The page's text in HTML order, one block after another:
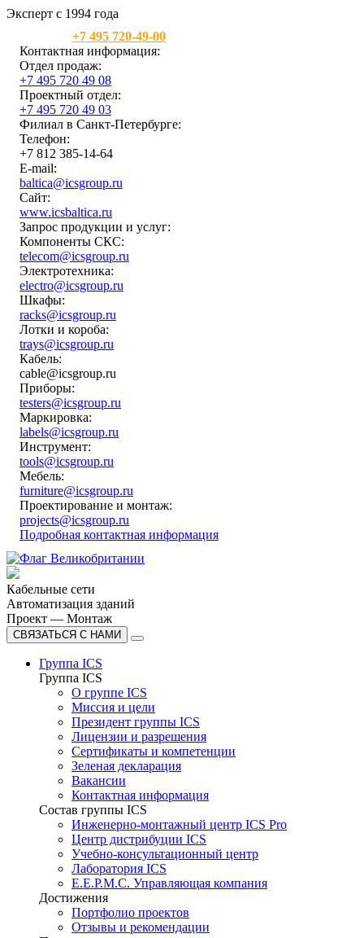
Эксперт с 1994 года
+7 495 720-49-00
Контактная информация:
Отдел продаж:
+7 495 720 49 08
Проектный отдел:
+7 495 720 49 03
Филиал в Санкт-Петербурге:
Телефон:
+7 812 385-14-64
E-mail:
baltica@icsgroup.ru
Сайт:
www.icsbaltica.ru
Запрос продукции и услуг:
Компоненты СКС:
telecom@icsgroup.ru
Электротехника:
electro@icsgroup.ru
Шкафы:
racks@icsgroup.ru
Лотки и короба:
trays@icsgroup.ru
Кабель:
cable@icsgroup.ru
Приборы:
testers@icsgroup.ru
Маркировка:
labels@icsgroup.ru
Инструмент:
tools@icsgroup.ru
Мебель:
furniture@icsgroup.ru
Проектирование и монтаж:
projects@icsgroup.ru
Подробная контактная информация
Кабельные сети
Автоматизация зданий
Проект — Монтаж
СВЯЗАТЬСЯ С НАМИ
Группа ICS
Группа ICS
О группе ICS
Миссия и цели
Президент группы ICS
Лицензии и разрешения
Сертификаты и компетенции
Зеленая декларация
Вакансии
Контактная информация
Состав группы ICS
Инженерно-монтажный центр ICS Pro
Центр дистрибуции ICS
Учебно-консультационный центр
Лаборатория ICS
E.E.P.M.C. Управляющая компания
Достижения
Портфолио проектов
Отзывы и рекомендации